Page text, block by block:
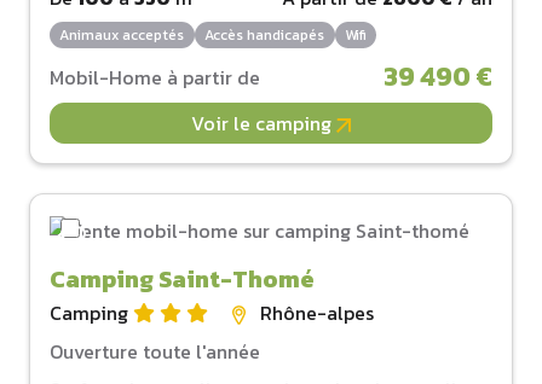
Animaux acceptés Accès handicapés Wifi
Mobil-Home à partir de 39 490 €
Voir le camping
Camping Saint-Thomé
Camping
Rhône-alpes
Ouverture toute l'année